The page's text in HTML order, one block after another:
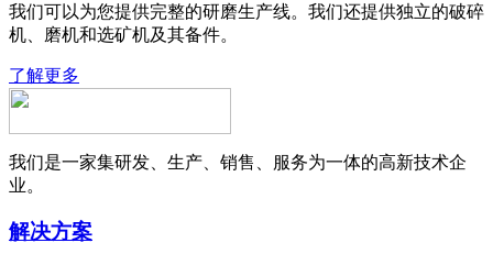
我们可以为您提供完整的研磨生产线。我们还提供独立的破碎
机、磨机和选矿机及其备件。
了解更多
我们是一家集研发、生产、销售、服务为一体的高新技术企
业。
解决方案